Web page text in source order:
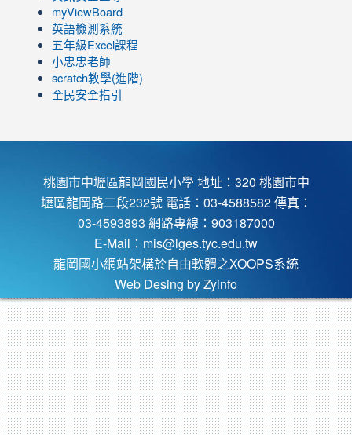
view=0&sort=dd&shelf_id=0
ZBGmXwlbUndNA/videos?
view=0&sort=dd&shelf_id=0
myViewBoard
英語檢測系統
五年級Excel課程
小忠忠老師
scratch教學(進階)
全民安全指引
桃園市中壢區龍岡國民小學 地址：320 桃園市中
壢區龍岡路二段232號 電話：03-4588582 傳真：
03-4593893 網路專線：903187000
E-Mail： mis@lges.tyc.edu.tw
龍岡國小網站架構於自由軟體之XOOPS系統
Web Desing by Zyinfo